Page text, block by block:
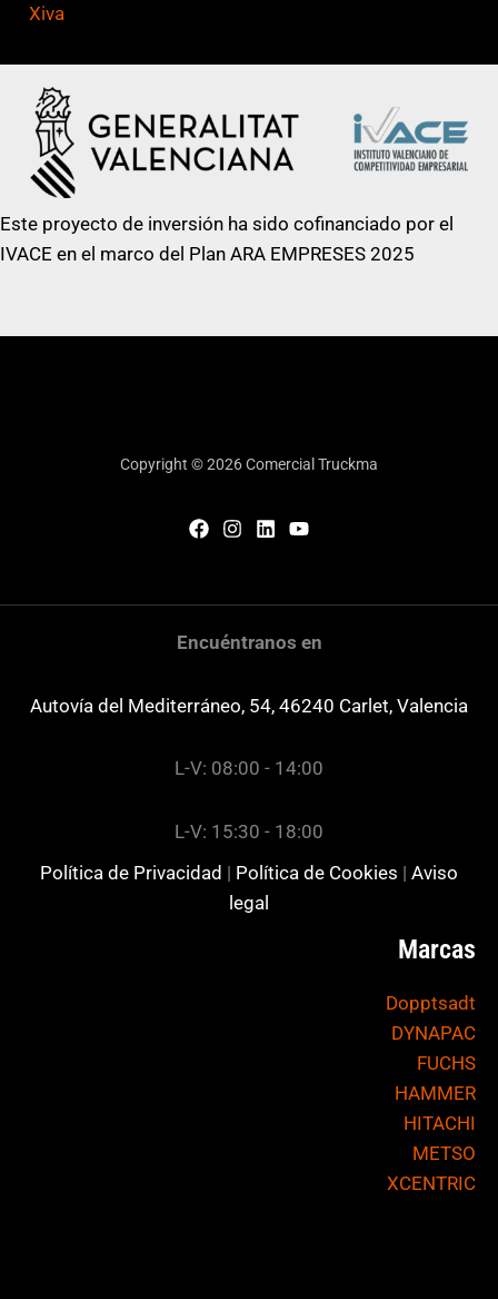
Xiva
Este proyecto de inversión ha sido cofinanciado por el
IVACE en el marco del Plan ARA EMPRESES 2025
Copyright © 2026 Comercial Truckma
Encuéntranos en
Autovía del Mediterráneo, 54, 46240 Carlet, Valencia
L-V: 08:00 - 14:00
L-V: 15:30 - 18:00
Política de Privacidad | Política de Cookies | Aviso
legal
Marcas
Dopptsadt
DYNAPAC
FUCHS
HAMMER
HITACHI
METSO
XCENTRIC